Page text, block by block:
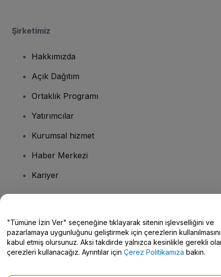
Şirketimiz
Hakkımızda
Açık Dağıtım
Ortaklık Programı
Yatırımcılar
Kurumsal hizmet
Haber Merkezi
Kariyer
Yardım Merkezi / Bize Ulaşın
"Tümüne İzin Ver" seçeneğine tıklayarak sitenin işlevselliğini ve
pazarlamaya uygunluğunu geliştirmek için çerezlerin kullanılmasını
kabul etmiş olursunuz. Aksi takdirde yalnızca kesinlikle gerekli
çerezleri kullanacağız. Ayrıntılar için Çerez Politikamıza bakın.